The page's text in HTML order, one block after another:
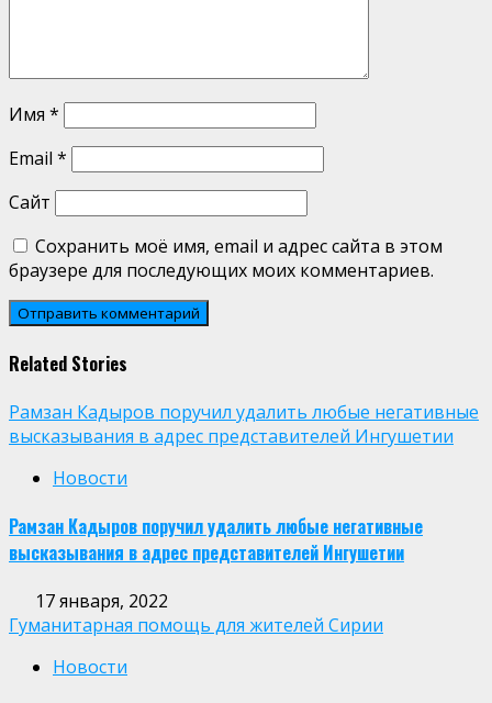
Имя *
Email *
Сайт
Сохранить моё имя, email и адрес сайта в этом
браузере для последующих моих комментариев.
Related Stories
Рамзан Кадыров поручил удалить любые негативные
высказывания в адрес представителей Ингушетии
Новости
Рамзан Кадыров поручил удалить любые негативные
высказывания в адрес представителей Ингушетии
17 января, 2022
Гуманитарная помощь для жителей Сирии
Новости